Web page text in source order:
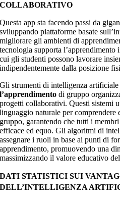
COLLABORATIVO
Questa app sta facendo passi da
sviluppando piattaforme basate
migliorare gli ambienti di
tecnologia supporta l’apprendimento
cui gli studenti possono lavorare
indipendentemente dalla posizione
Gli strumenti di intelligenza
l’apprendimento di gruppo
progetti collaborativi. Questi sistemi
linguaggio naturale per comprendere
gruppo, garantendo che tutti i
efficace ed equo. Gli algoritmi di
assegnare i ruoli in base ai punti di
apprendimento, promuovendo una
massimizzando il valore educativo
DATI STATISTICI SUI
DELL’INTELLIGENZA